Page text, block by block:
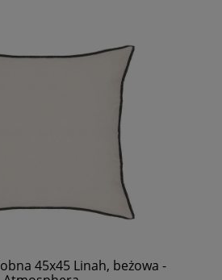
45x45 Linah, beżowa -